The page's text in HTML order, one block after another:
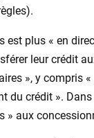
est plus « en
leur crédit
», y compris
du crédit ».
» aux